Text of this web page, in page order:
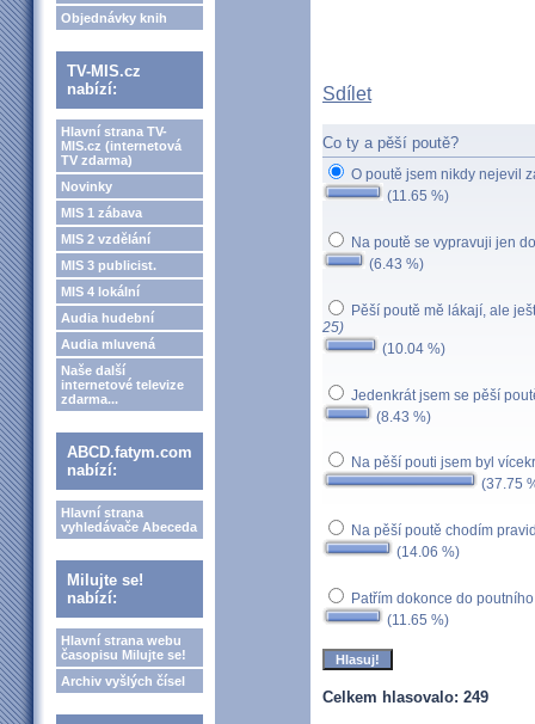
Objednávky knih
TV-MIS.cz
nabízí:
Hlavní strana TV-
MIS.cz (internetová
TV zdarma)
Novinky
MIS 1 zábava
MIS 2 vzdělání
MIS 3 publicist.
MIS 4 lokální
Audia hudební
Audia mluvená
Naše další
internetové televize
zdarma...
ABCD.fatym.com
nabízí:
Hlavní strana
vyhledávače Abeceda
Milujte se!
nabízí:
Hlavní strana webu
časopisu Milujte se!
Archiv vyšlých čísel
Sdílet
Co ty a pěší poutě?
O poutě jsem nikdy nejevil
(11.65 %)
Na poutě se vypravuji jen
(6.43 %)
Pěší poutě mě lákají, ale
25)
(10.04 %)
Jedenkrát jsem se pěší
(8.43 %)
Na pěší pouti jsem byl
(37.75
Na pěší poutě chodím
(14.06 %)
Patřím dokonce do
(11.65 %)
Celkem hlasovalo: 249